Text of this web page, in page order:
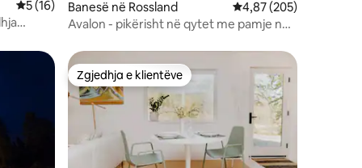
Vlerësimi mesatar 5 nga 5, 16 vlerësime
5 (16)
Banesë në Rossland Vlerësimi mesatar
4,87 (205)
Avalon - pikërisht në qytet me pamje nga
Zgjedhja e klientëve
Zgjedhja e klientëve